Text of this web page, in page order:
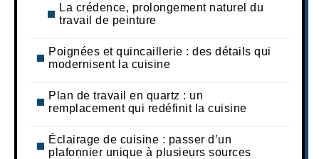
La crédence, prolongement naturel du
travail de peinture
Poignées et quincaillerie : des détails qui
modernisent la cuisine
Plan de travail en quartz : un
remplacement qui redéfinit la cuisine
Éclairage de cuisine : passer d’un
plafonnier unique à plusieurs sources